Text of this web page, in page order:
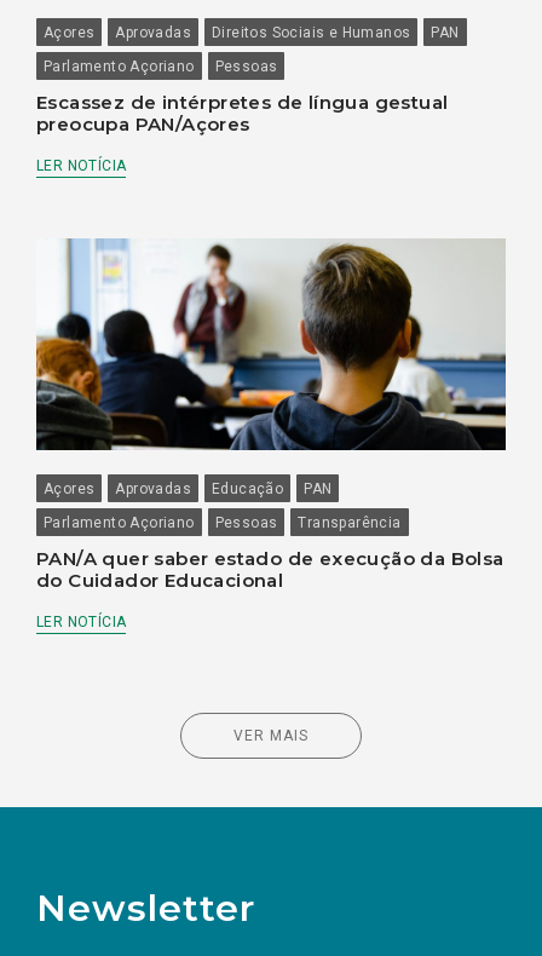
Açores Aprovadas Direitos Sociais e Humanos
PAN
Parlamento Açoriano
Pessoas
Escassez de intérpretes de língua gestual
preocupa PAN/Açores
LER NOTÍCIA
Açores Aprovadas Educação
PAN
Parlamento Açoriano
Pessoas Transparência
PAN/A quer saber estado de execução da Bolsa
do Cuidador Educacional
LER NOTÍCIA
VER MAIS
Newsletter